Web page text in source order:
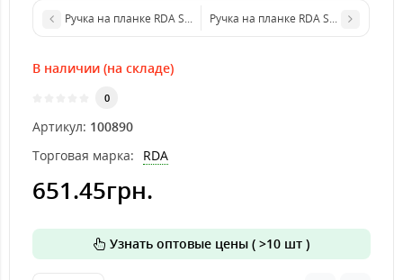
Ручка на планке RDA Siena кофе под поворотник (под
Ручка на планке RDA Siena
В наличии (на складе)
0
Артикул: 100890
Торговая марка:
RDA
651.45грн.
Узнать оптовые цены ( >10 шт )